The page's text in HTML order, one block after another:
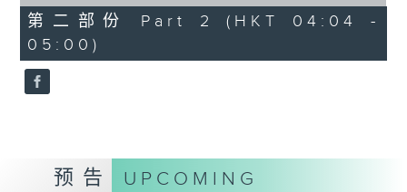
56
minutes,
9
seconds
第二部份 Part 2 (HKT 04:04 -
05:00)
预告 UPCOMING